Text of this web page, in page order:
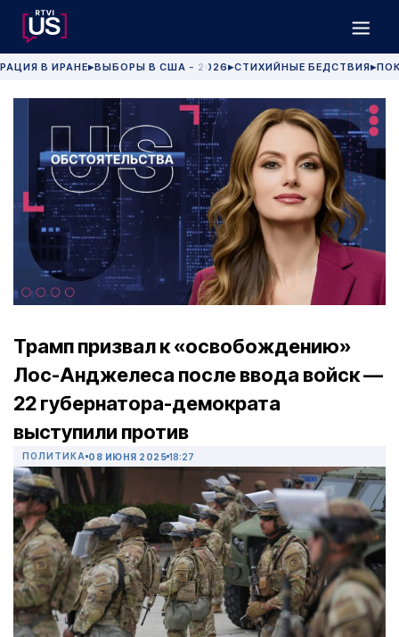
В ИРАНЕ▶ВЫБОРЫ В США - 2026 ▶СТИХИЙНЫЕ БЕДСТВИЯ▶
Трамп призвал к «освобождению»
Лос-Анджелеса после ввода войск —
22 губернатора-демократа
выступили против
ПОЛИТИКА 08 ИЮНЯ 2025 18:27